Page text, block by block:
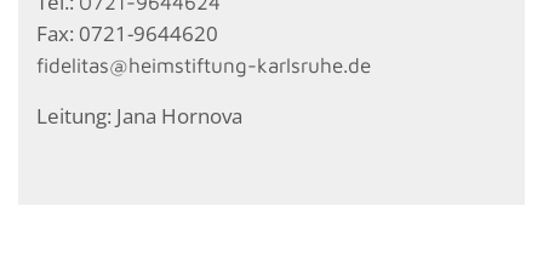
Fax: 0721-9644620
fidelitas@heimstiftung-karlsruhe.de
Leitung: Jana Hornova